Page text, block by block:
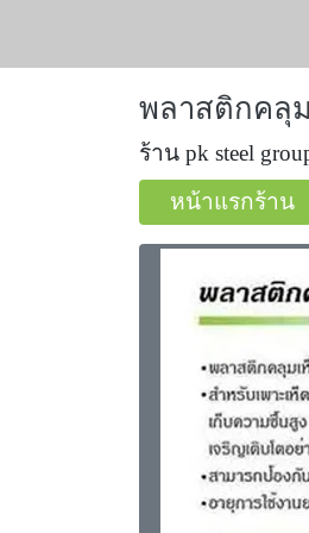
พลาสติกคลุ
ร้าน pk steel
หน้าแรกร้าน